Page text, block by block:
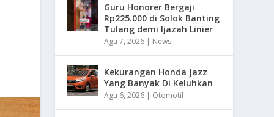
Guru Honorer Bergaji
Rp225.000 di Solok Banting
Tulang demi Ijazah Linier
Agu 7, 2026 | News
Kekurangan Honda Jazz
Yang Banyak Di Keluhkan
Agu 6, 2026 | Otomotif